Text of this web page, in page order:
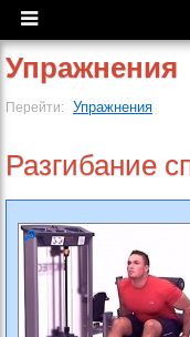
Упражнения
Перейти: Упражнения
Разгибание